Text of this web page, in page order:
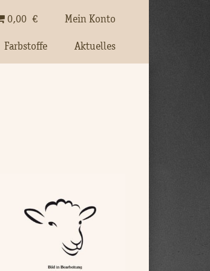
Farbstoffe Aktuelles
0,00€ Mein Konto